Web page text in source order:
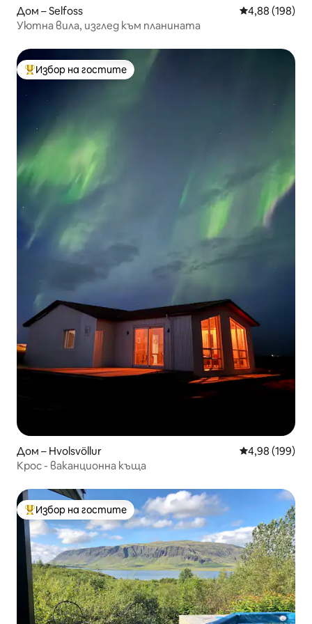
Дом – Selfoss Средна
4,88 (198)
Уютна вила, изглед към планината
Най-популярен избор на гостите
Избор на гостите
Дом – Hvolsvöllur Средна
4,98 (199)
Крос - ваканционна къща
Най-популярен избор на гостите
Избор на гостите